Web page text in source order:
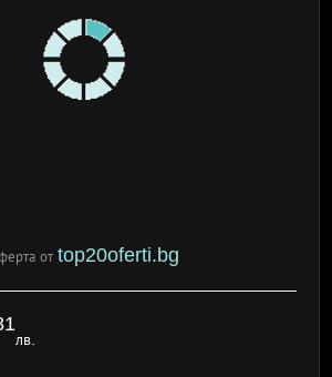
от top20oferti.bg
лв.